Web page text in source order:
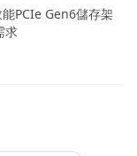
PCIe Gen6儲存架
求